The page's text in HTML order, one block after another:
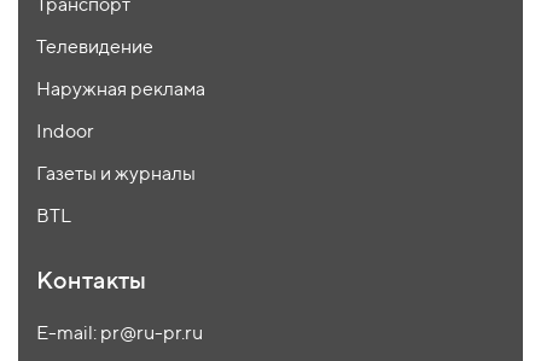
Телевидение
Наружная реклама
Indoor
Газеты и журналы
BTL
Контакты
E-mail: pr@ru-pr.ru